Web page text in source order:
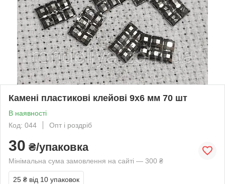
Камені пластикові клейові 9х6 мм 70 шт
В наявності
Код: 044
Опт і роздріб
30 ₴/упаковка
Мінімальна сума замовлення на сайті — 300 ₴
25 ₴ від 10 упаковок